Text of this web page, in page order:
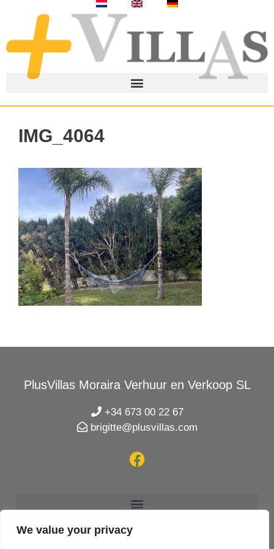
We value your privacy
IMG_4064
PlusVillas Moraira Verhuur en Verkoop SL
+34 673 00 22 67
brigitte@plusvillas.com